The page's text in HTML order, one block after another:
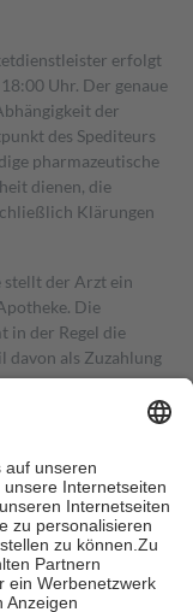
erfolgt
Uhr. Der genaue
der
des Spediteurs
pharmazeutische
dienen, die
Klärungen
der Arzt ein
Die
in der Regel die
davon als Zuzahlung
in Höhe von zehn
als die tatsächlichen
Apotheken.
beträgt die
Euro je